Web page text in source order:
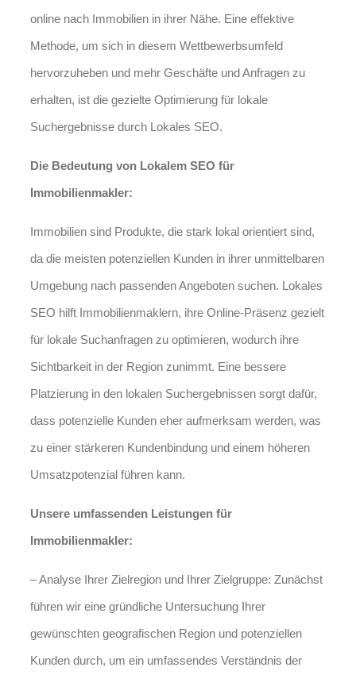
online nach Immobilien in ihrer Nähe. Eine effektive
Methode, um sich in diesem Wettbewerbsumfeld
hervorzuheben und mehr Geschäfte und Anfragen zu
erhalten, ist die gezielte Optimierung für lokale
Suchergebnisse durch Lokales SEO.
Die Bedeutung von Lokalem SEO für
Immobilienmakler:
Immobilien sind Produkte, die stark lokal orientiert sind,
da die meisten potenziellen Kunden in ihrer unmittelbaren
Umgebung nach passenden Angeboten suchen. Lokales
SEO hilft Immobilienmaklern, ihre Online-Präsenz gezielt
für lokale Suchanfragen zu optimieren, wodurch ihre
Sichtbarkeit in der Region zunimmt. Eine bessere
Platzierung in den lokalen Suchergebnissen sorgt dafür,
dass potenzielle Kunden eher aufmerksam werden, was
zu einer stärkeren Kundenbindung und einem höheren
Umsatzpotenzial führen kann.
Unsere umfassenden Leistungen für
Immobilienmakler:
– Analyse Ihrer Zielregion und Ihrer Zielgruppe: Zunächst
führen wir eine gründliche Untersuchung Ihrer
gewünschten geografischen Region und potenziellen
Kunden durch, um ein umfassendes Verständnis der